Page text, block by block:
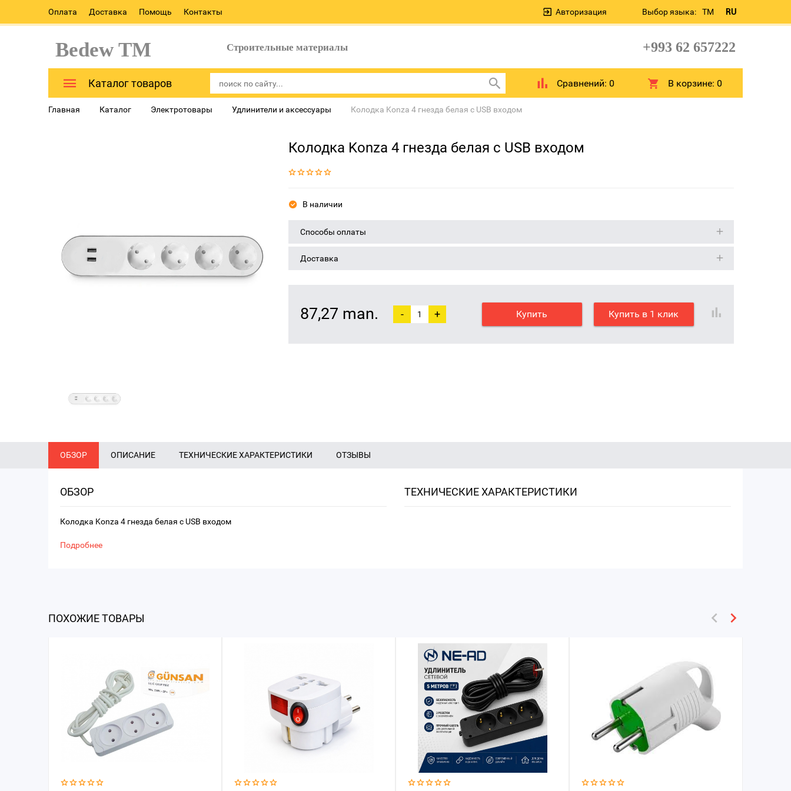
Оплата Доставка Помощь Контакты Выбор языка: TM RU
Авторизация
Bedew TM Строительные материалы +993 62 657222
Каталог товаров Сравнений: 0 В корзине:0
Главная Каталог Электротовары Удлинители и аксессуары Колодка Konza 4 гнезда белая с USB входом
Колодка Konza 4 гнезда белая с USB входом
В наличии
Способы оплаты
Доставка
87,27 man. - + Купить Купить в 1 клик
ОБЗОР ОПИСАНИЕ ТЕХНИЧЕСКИЕ ХАРАКТЕРИСТИКИ ОТЗЫВЫ
ОБЗОР
Колодка Konza 4 гнезда белая с USB входом
Подробнее
ТЕХНИЧЕСКИЕ ХАРАКТЕРИСТИКИ
ПОХОЖИЕ ТОВАРЫ